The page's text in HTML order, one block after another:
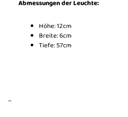
Abmessungen der Leuchte:
Höhe: 12cm
Breite: 6cm
Tiefe: 57cm
...